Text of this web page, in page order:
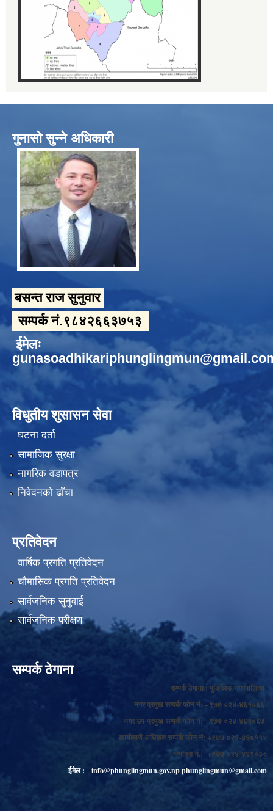
गुनासो सुन्ने अधिकारी
बसन्त राज सुनुवार
सम्पर्क नं.९८४२६६३७५३
ईमेलः
विधुतीय शुसासन सेवा
घटना दर्ता
सामाजिक सुरक्षा
नागरिक वडापत्र
निवेदनको ढाँचा
प्रतिवेदन
वार्षिक प्रगति प्रतिवेदन
चौमासिक प्रगति प्रतिवेदन
सार्वजनिक सुनुवाई
सार्वजनिक परीक्षण
सम्पर्क ठेगाना
सम्पर्क ठेगाना : फुङलिङ नगरपालिका
नगर प्रमुख सम्पर्क फोन नं: +९७७ ०२४-४६१०६६
नगर उप-प्रमुख सम्पर्क फोन नं: +९७७ ०२४-४६१०६७
कार्यकारी अधिकृत सम्पर्क फोन नं: +९७७ ०२४-४६०११४
फ्याक्स नं.: +९७७ ०२४-४६१०३०
ईमेल :
info@phunglingmun.gov.npphunglingmun@gmail.com